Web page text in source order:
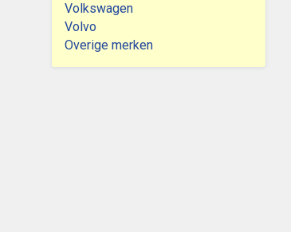
Volkswagen
Volvo
Overige merken